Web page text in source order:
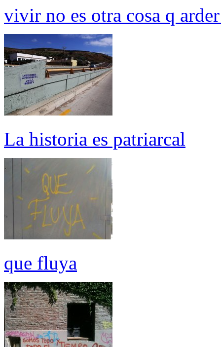
vivir no es otra cosa q
La historia es patriarcal
que fluya